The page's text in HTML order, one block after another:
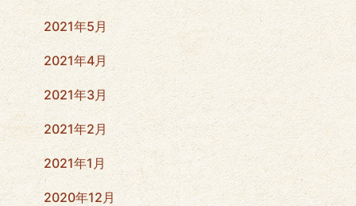
2021年5月
2021年4月
2021年3月
2021年2月
2021年1月
2020年12月